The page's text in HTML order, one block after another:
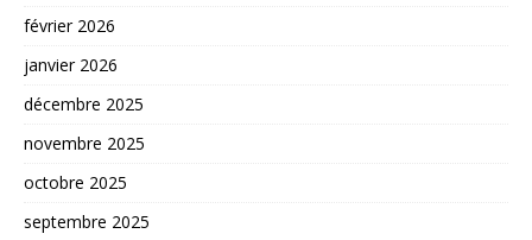
février 2026
janvier 2026
décembre 2025
novembre 2025
octobre 2025
septembre 2025